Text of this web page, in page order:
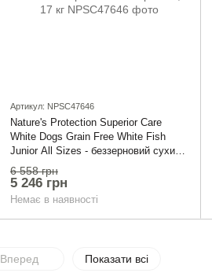
Артикул: NPSC47646
Nature's Protection Superior Care
White Dogs Grain Free White Fish
Junior All Sizes - беззерновий сухий
корм для зростаючих собак усіх
розмірів з білою шерстю з білою
рибою, 17 кг
6 558 грн
5 246 грн
Немає в наявності
Вперед Показати всі